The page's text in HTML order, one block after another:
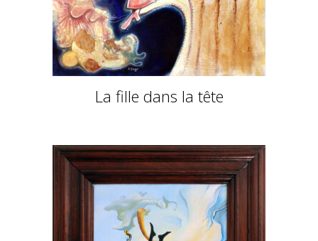
La fille dans la tête